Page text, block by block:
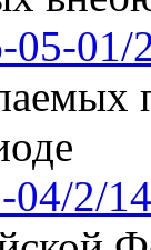
05-01/
04/2/